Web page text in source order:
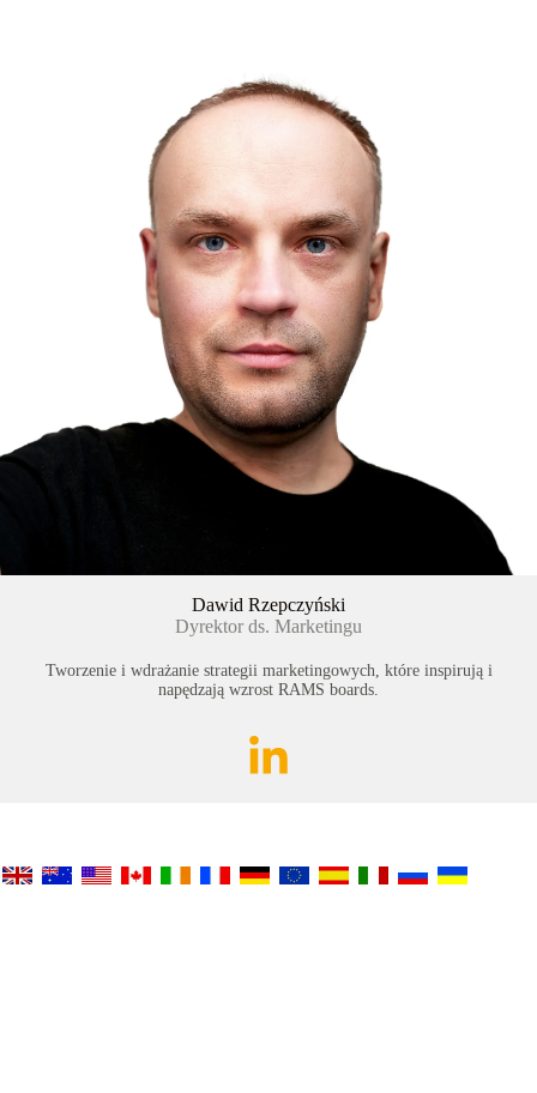
Dawid Rzepczyński
Dyrektor ds. Marketingu
Tworzenie i wdrażanie strategii marketingowych, które inspirują i
napędzają wzrost RAMS boards.